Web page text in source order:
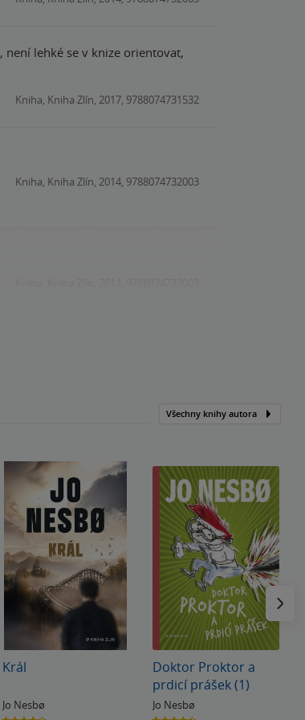
lehké se v knize orientovat,
Kniha, Kniha Zlín, 2017, 9788074731532
Kniha, Kniha Zlín, 2014, 9788074732003
Všechny knihy autora
Král
Jo Nesbø
Doktor Proktor a
prdicí prášek (1)
Jo Nesbø